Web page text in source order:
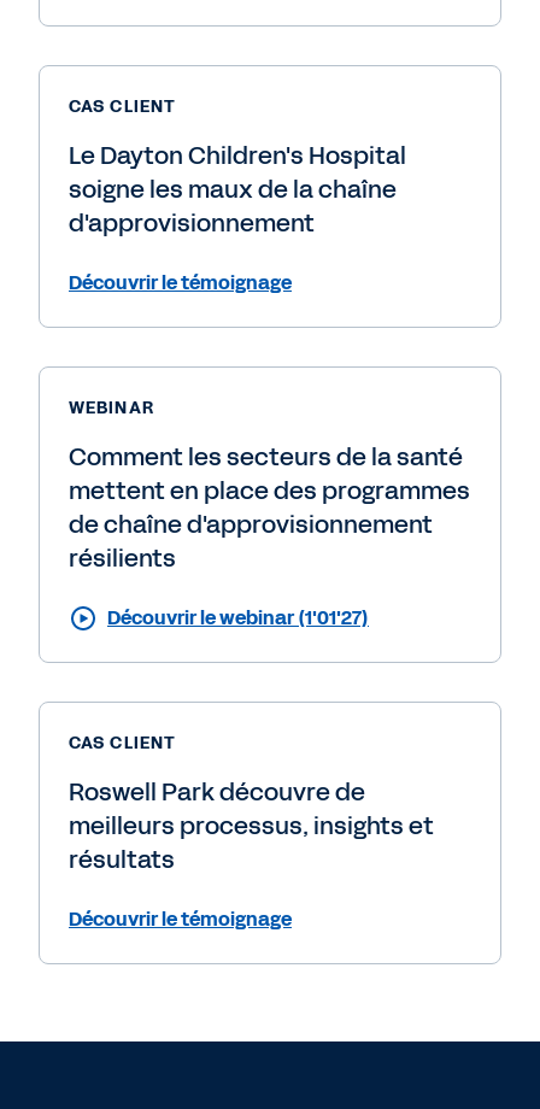
CAS CLIENT
Le Dayton Children's Hospital
soigne les maux de la chaîne
d'approvisionnement
Découvrir le témoignage
WEBINAR
Comment les secteurs de la santé
mettent en place des programmes
de chaîne d'approvisionnement
résilients
Découvrir le webinar (1'01'27)
CAS CLIENT
Roswell Park découvre de
meilleurs processus, insights et
résultats
Découvrir le témoignage